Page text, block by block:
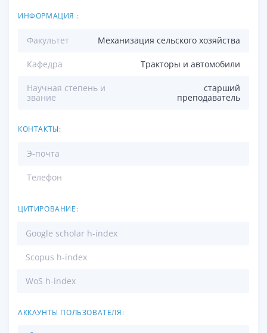
ИНФОРМАЦИЯ :
Факультет Механизация сельского хозяйства
Кафедра Тракторы и автомобили
Научная степень и
звание
старший
преподаватель
КОНТАКТЫ:
Э-почта
Телефон
ЦИТИРОВАНИЕ:
Google scholar h-index
Scopus h-index
WoS h-index
АККАУНТЫ ПОЛЬЗОВАТЕЛЯ: